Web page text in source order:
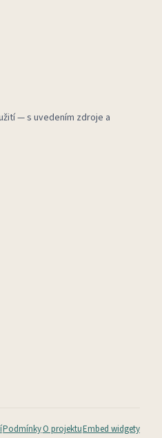
— s uvedením zdroje a
PodmínkyO projektuEmbed widgety